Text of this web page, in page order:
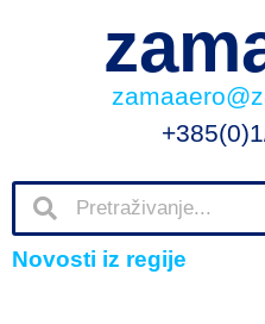
Novosti iz regije